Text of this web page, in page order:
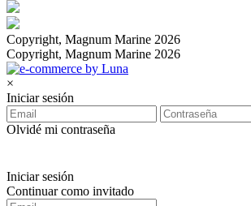
Copyright, Magnum Marine 2026
Copyright, Magnum Marine 2026
×
Iniciar sesión
Olvidé mi contraseña
Iniciar sesión
Continuar como invitado